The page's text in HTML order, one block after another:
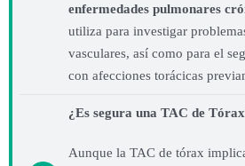
enfermedades pulmonares
utiliza para investigar
vasculares, así como para el
con afecciones torácicas
¿Es segura una TAC de
Aunque la TAC de tórax